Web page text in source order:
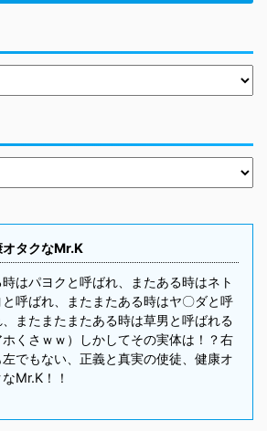
オタクなMr.K
時はパヨクと呼ばれ、またある時はネト
と呼ばれ、またまたある時はヤ〇ダと呼
、またまたまたある時は草男と呼ばれる
ホくさｗｗ）しかしてその実体は！？右
左でもない、正義と真実の使徒、健康オ
Mr.K！！